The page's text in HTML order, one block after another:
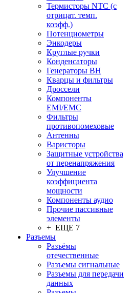
Термисторы NTC (с
отрицат. темп.
коэфф.)
Потенциометры
Энкодеры
Круглые ручки
Конденсаторы
Генераторы ВН
Кварцы и фильтры
Дроссели
Компоненты
EMI/EMC
Фильтры
противопомеховые
Антенны
Варисторы
Защитные устройства
от перенапряжения
Улучшение
коэффициента
мощности
Компоненты аудио
Прочие пассивные
элементы
+ ЕЩЕ 7
Разъeмы
Разъёмы
отечественные
Разъeмы сигнальные
Разъeмы для передачи
данных